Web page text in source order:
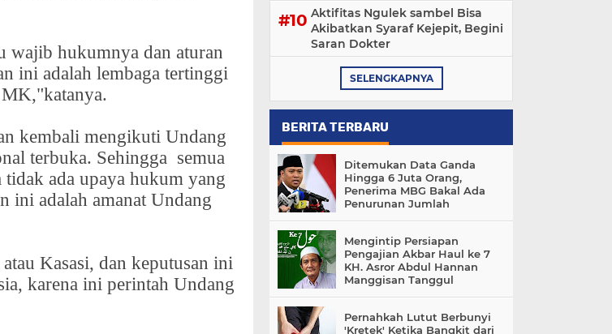
wajib hukumnya dan aturan
ini adalah lembaga tertinggi
kembali mengikuti Undang
terbuka. Sehingga semua
tidak ada upaya hukum yang
ini adalah amanat Undang
Kasasi, dan keputusan ini
karena ini perintah Undang
Aktifitas Ngulek sambel Bisa
Akibatkan Syaraf Kejepit, Begini
Saran Dokter
SELENGKAPNYA
BERITA TERBARU
Ditemukan Data Ganda
Hingga 6 Juta Orang,
Penerima MBG Bakal Ada
Penurunan Jumlah
Mengintip Persiapan
Pengajian Akbar Haul ke 7
KH. Asror Abdul Hannan
Manggisan Tanggul
Pernahkah Lutut Berbunyi
'Kretek' Ketika Bangkit dari